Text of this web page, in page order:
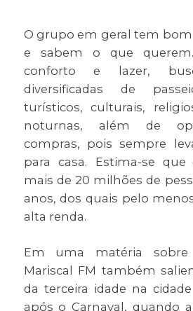
O grupo em geral tem
e sabem o que
conforto e lazer,
diversificadas de
turísticos, culturais,
noturnas, além de
compras, pois sempre
para casa. Estima-se
mais de 20 milhões de
anos, dos quais pelo
alta renda.
Em uma matéria sobre
Mariscal FM também
da terceira idade na
após o Carnaval, quando